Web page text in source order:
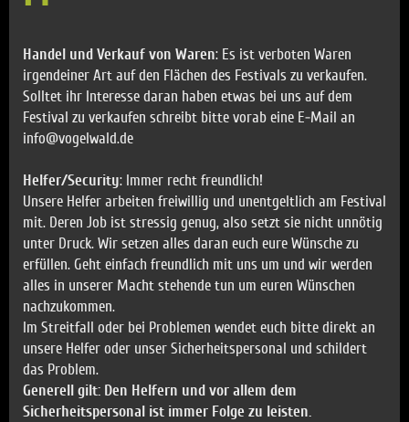
Handel und Verkauf von Waren: Es ist verboten Waren
irgendeiner Art auf den Flächen des Festivals zu verkaufen.
Solltet ihr Interesse daran haben etwas bei uns auf dem
Festival zu verkaufen schreibt bitte vorab eine E-Mail an
info@vogelwald.de
Helfer/Security: Immer recht freundlich!
Unsere Helfer arbeiten freiwillig und unentgeltlich am Festival
mit. Deren Job ist stressig genug, also setzt sie nicht unnötig
unter Druck. Wir setzen alles daran euch eure Wünsche zu
erfüllen. Geht einfach freundlich mit uns um und wir werden
alles in unserer Macht stehende tun um euren Wünschen
nachzukommen.
Im Streitfall oder bei Problemen wendet euch bitte direkt an
unsere Helfer oder unser Sicherheitspersonal und schildert
das Problem.
Generell gilt: Den Helfern und vor allem dem
Sicherheitspersonal ist immer Folge zu leisten.